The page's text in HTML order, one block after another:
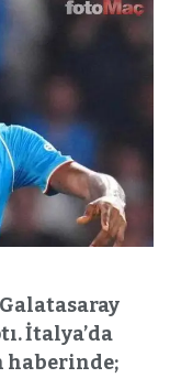
İtalya’da
haberinde;